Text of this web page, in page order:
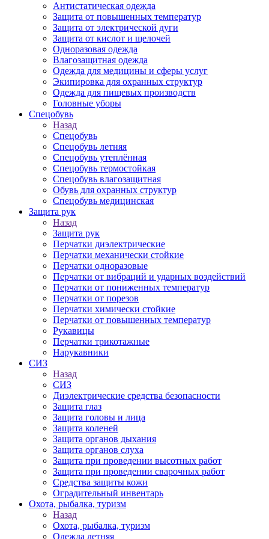
Антистатическая одежда
Защита от повышенных температур
Защита от электрической дуги
Защита от кислот и щелочей
Одноразовая одежда
Влагозащитная одежда
Одежда для медицины и сферы услуг
Экипировка для охранных структур
Одежда для пищевых производств
Головные уборы
Спецобувь
Назад
Спецобувь
Спецобувь летняя
Спецобувь утеплённая
Спецобувь термостойкая
Спецобувь влагозащитная
Обувь для охранных структур
Спецобувь медицинская
Защита рук
Назад
Защита рук
Перчатки диэлектрические
Перчатки механически стойкие
Перчатки одноразовые
Перчатки от вибраций и ударных воздействий
Перчатки от пониженных температур
Перчатки от порезов
Перчатки химически стойкие
Перчатки от повышенных температур
Рукавицы
Перчатки трикотажные
Нарукавники
СИЗ
Назад
СИЗ
Диэлектрические средства безопасности
Защита глаз
Защита головы и лица
Защита коленей
Защита органов дыхания
Защита органов слуха
Защита при проведении высотных работ
Защита при проведении сварочных работ
Средства защиты кожи
Оградительный инвентарь
Охота, рыбалка, туризм
Назад
Охота, рыбалка, туризм
Одежда летняя